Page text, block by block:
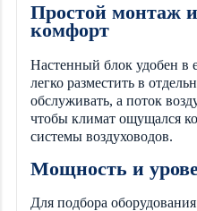
Простой монтаж
комфорт
Настенный блок удобен в
легко разместить в
обслуживать, а поток
чтобы климат ощущался
системы воздуховодов.
Мощность и
Для подбора